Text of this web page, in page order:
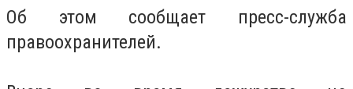
Об этом сообщает пресс-служба
правоохранителей.